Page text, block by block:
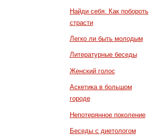
Найди себя. Как побороть
страсти
Легко ли быть молодым
Литературные беседы
Женский голос
Аскетика в большом
городе
Непотерянное поколение
Беседы с диетологом